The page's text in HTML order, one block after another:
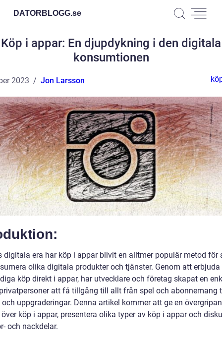
DATORBLOGG.se
Köp i appar: En djupdykning i den digitala
konsumtionen
2023 Jon Larsson
digitala era har köp i appar blivit en alltmer populär metod för
olika digitala produkter och tjänster. Genom att
köp direkt i appar, har utvecklare och företag skapat en
att få tillgång till allt från spel och abonnemang
uppgraderingar. Denna artikel kommer att ge en
köp i appar, presentera olika typer av köp i appar och
och nackdelar.